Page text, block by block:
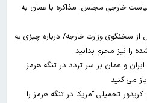
خارجی مجلس: مذاکره با عمان به
سخنگوی وزارت خارجه/ درباره چیزی به
را نیز محرم بدانید
و عمان بر سر تردد در تنگه هرمز
می کنید
تحمیلی آمریکا در تنگه هرمز را